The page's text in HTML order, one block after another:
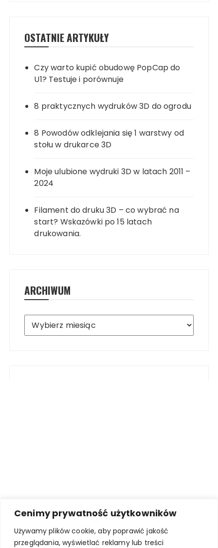
Cenimy prywatność użytkowników
Używamy plików cookie, aby poprawić jakość
przeglądania, wyświetlać reklamy lub treści
OSTATNIE ARTYKUŁY
Czy warto kupić obudowę PopCap do
U1? Testuje i porównuje
8 praktycznych wydruków 3D do ogrodu
8 Powodów odklejania się 1 warstwy od
stołu w drukarce 3D
Moje ulubione wydruki 3D w latach 2011 –
2024
Filament do druku 3D – co wybrać na
start? Wskazówki po 15 latach
drukowania.
ARCHIWUM
Archiwum